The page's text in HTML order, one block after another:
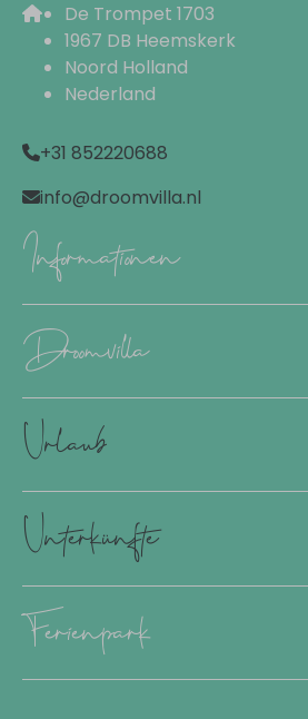
De Trompet 1703
1967 DB Heemskerk
Noord Holland
Nederland
+31 852220688
info@droomvilla.nl
Informationen
Droomvilla
Urlaub
Unterkünfte
Ferienpark